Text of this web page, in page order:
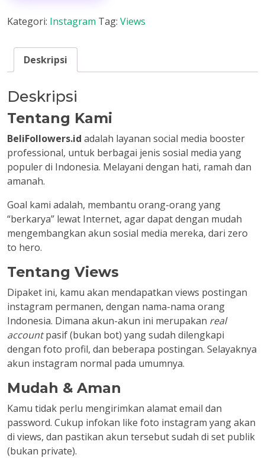
Kategori: Instagram Tag: Views
Deskripsi
Deskripsi
Tentang Kami
BeliFollowers.id adalah layanan social media booster
professional, untuk berbagai jenis sosial media yang
populer di Indonesia. Melayani dengan hati, ramah dan
amanah.
Goal kami adalah, membantu orang-orang yang
“berkarya” lewat Internet, agar dapat dengan mudah
mengembangkan akun sosial media mereka, dari zero
to hero.
Tentang Views
Dipaket ini, kamu akan mendapatkan views postingan
instagram permanen, dengan nama-nama orang
Indonesia. Dimana akun-akun ini merupakan real
accountpasif (bukan bot) yang sudah dilengkapi
dengan foto profil, dan beberapa postingan. Selayaknya
akun instagram normal pada umumnya.
Mudah & Aman
Kamu tidak perlu mengirimkan alamat email dan
password. Cukup infokan like foto instagram yang akan
di views, dan pastikan akun tersebut sudah di set publik
(bukan private).